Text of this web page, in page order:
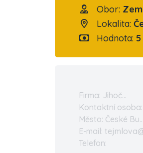
Obor:
Lokalita:
Hodnota:
Firma: Jihoč...
Kontaktní osoba:
Město: České Bu...
E-mail:
Telefon: